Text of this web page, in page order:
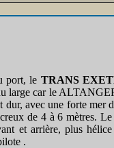
port, le TRANS
large car le
avec une forte mer
de 4 à 6 mètres.
et arrière, plus
.